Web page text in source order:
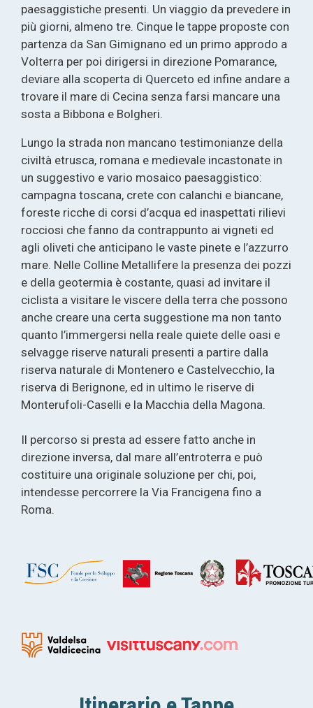
paesaggistiche presenti. Un viaggio da prevedere in
più giorni, almeno tre. Cinque le tappe proposte con
partenza da San Gimignano ed un primo approdo a
Volterra per poi dirigersi in direzione Pomarance,
deviare alla scoperta di Querceto ed infine andare a
trovare il mare di Cecina senza farsi mancare una
sosta a Bibbona e Bolgheri.
Lungo la strada non mancano testimonianze della
civiltà etrusca, romana e medievale incastonate in
un suggestivo e vario mosaico paesaggistico:
campagna toscana, crete con calanchi e biancane,
foreste ricche di corsi d’acqua ed inaspettati rilievi
rocciosi che fanno da contrappunto ai vigneti ed
agli oliveti che anticipano le vaste pinete e l’azzurro
mare. Nelle Colline Metallifere la presenza dei pozzi
e della geotermia è costante, quasi ad invitare il
ciclista a visitare le viscere della terra che possono
anche creare una certa suggestione ma non tanto
quanto l’immergersi nella reale quiete delle oasi e
selvagge riserve naturali presenti a partire dalla
riserva naturale di Montenero e Castelvecchio, la
riserva di Berignone, ed in ultimo le riserve di
Monterufoli-Caselli e la Macchia della Magona.
Il percorso si presta ad essere fatto anche in
direzione inversa, dal mare all’entroterra e può
costituire una originale soluzione per chi, poi,
intendesse percorrere la Via Francigena fino a
Roma.